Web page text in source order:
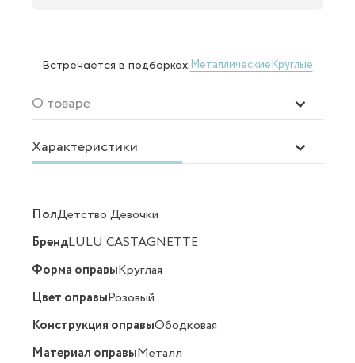
Встречается в подборках:МеталлическиеКруглые
О товаре
Характеристики
ПолДетство Девочки
БрендLULU CASTAGNETTE
Форма оправыКруглая
Цвет оправыРозовый
Конструкция оправыОбодковая
Материал оправыМеталл